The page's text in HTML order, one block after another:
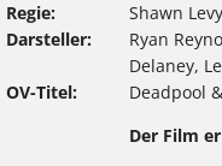
Regie
Shawn Levy
Darsteller
Ryan
Delaney,
OV-Titel
Deadpool
Der Film